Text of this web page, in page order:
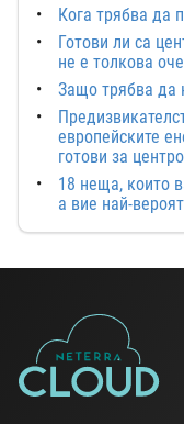
Кога трябва да
Готови ли са
не е толкова
Защо трябва да
европейските
готови за
18 неща, които
а вие най-